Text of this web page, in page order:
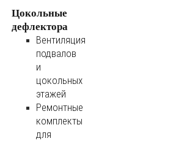
Цокольные
дефлектора
Вентиляция
подвалов
и
цокольных
этажей
Ремонтные
комплекты
для